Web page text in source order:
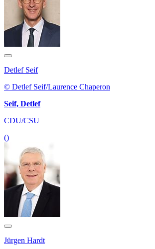
Detlef Seif
© Detlef Seif/Laurence Chaperon
Seif, Detlef
CDU/CSU
()
Jürgen Hardt